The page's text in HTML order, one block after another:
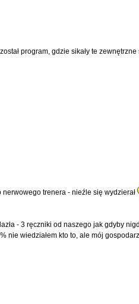
program, gdzie sikały te
nerwowego trenera - nieźle się wydzierał
- 3 ręczniki od naszego jak gdyby
nie wiedziałem kto to, ale mój